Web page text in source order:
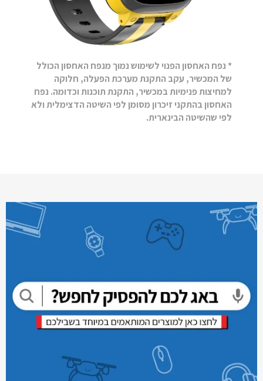
* נפח האחסון הפנוי לשימוש נמוך מנפח האחסון הכולל
של המכשיר, עקב התקנת מערכת הפעלה, חלוקה
למחיצות פנימיות במכשיר, התקנת תוכנות וכדומה. נפח
האחסון בהתקני זיכרון מסומן לפי השיטה הדצימלית ולא
לפי שהשיטה הבינארית.